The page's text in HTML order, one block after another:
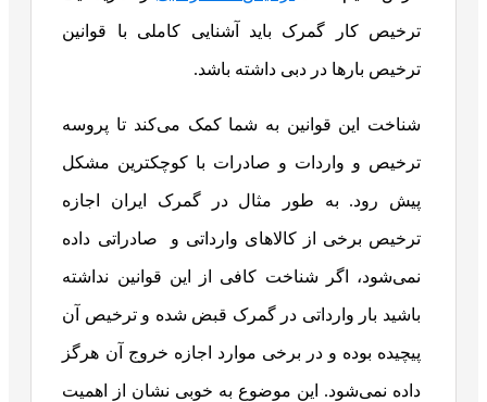
ترخیص کار گمرک باید آشنایی کاملی با قوانین
ترخیص بار‌ها در دبی داشته باشد.
شناخت این قوانین به شما کمک می‌کند تا پروسه
ترخیص و واردات و صادرات با کوچکترین مشکل
پیش رود. به طور مثال در گمرک ایران اجازه
ترخیص برخی از کالا‌های وارداتی و صادراتی داده
نمی‌شود، اگر شناخت کافی از این قوانین نداشته
باشید بار وارداتی در گمرک قبض شده و ترخیص آن
پیچیده بوده و در برخی موارد اجازه خروج آن هرگز
داده نمی‌شود. این موضوع به خوبی نشان از اهمیت